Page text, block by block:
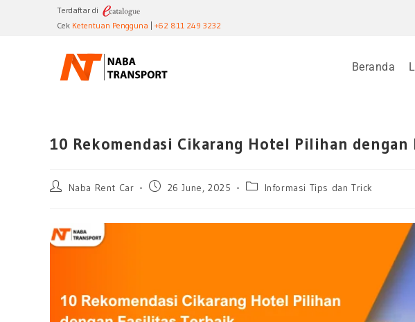
Terdaftar di
Cek Ketentuan Pengguna +62 811 249 3232
Beranda
10 Rekomendasi Cikarang Hotel Pilihan dengan
Naba Rent Car 26 June, 2025 Informasi Tips dan Trick